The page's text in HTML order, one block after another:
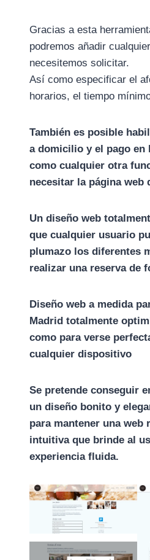
Gracias a esta
podremos añadir
necesitemos solicitar.
Así como especificar el
horarios, el tiempo
También es posible
a domicilio y el pago en
como cualquier otra
necesitar la página web
Un diseño web
que cualquier usuario
plumazo los diferentes
realizar una reserva de
Diseño web a medida
Madrid totalmente
como para verse
cualquier dispositivo
Se pretende conseguir
un diseño bonito y
para mantener una web
intuitiva que brinde al
experiencia fluida.